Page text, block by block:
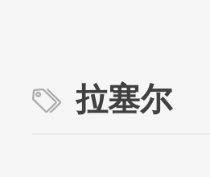
拉塞尔